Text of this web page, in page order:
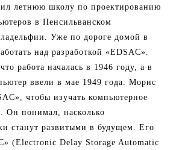
летнюю школу по проектированию
в Пенсильванском
Уже по дороге домой в
над разработкой «EDSAC».
работа началась в 1946 году, а в
ввели в мае 1949 года. Морис
чтобы изучать компьютерное
Он понимал, насколько
станут развитыми в будущем. Его
(Electronic Delay Storage Automatic